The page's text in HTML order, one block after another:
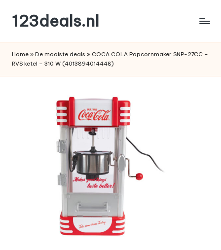
de
inhoud
123deals.nl
deals
Home » De mooiste deals » COCA COLA Popcornmaker SNP-27CC –
RVS ketel – 310 W (4013894014448)